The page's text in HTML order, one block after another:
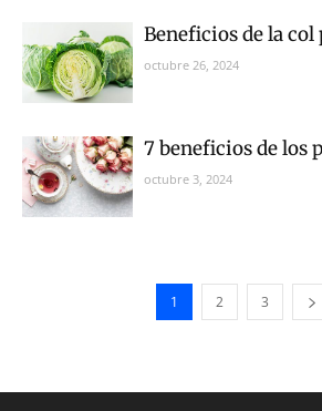
Beneficios de la col
octubre 26, 2024
7 beneficios de los
octubre 3, 2024
1 2 3